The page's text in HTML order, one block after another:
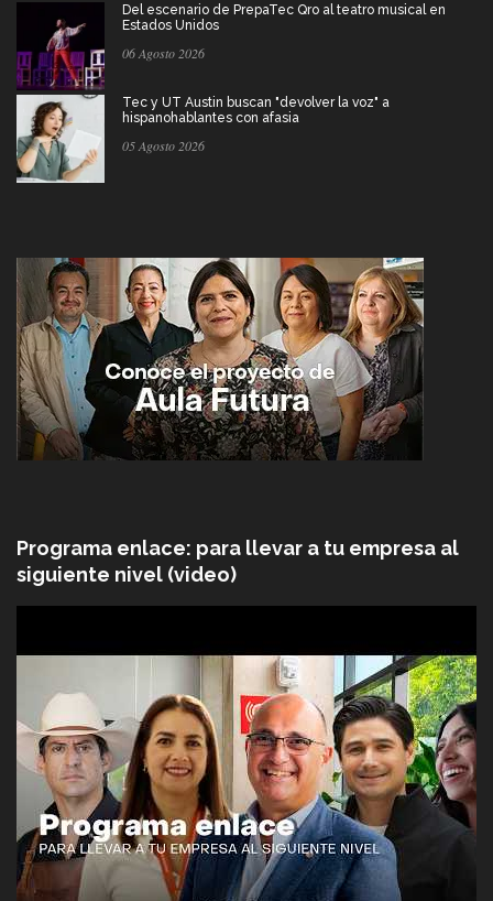
Del escenario de PrepaTec Qro al teatro musical en
Estados Unidos
06 Agosto 2026
Tec y UT Austin buscan "devolver la voz" a
hispanohablantes con afasia
05 Agosto 2026
Programa enlace: para llevar a tu empresa al
siguiente nivel (video)